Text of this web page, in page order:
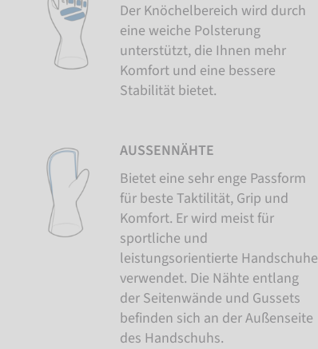
Der Knöchelbereich wird durch
eine weiche Polsterung
unterstützt, die Ihnen mehr
Komfort und eine bessere
Stabilität bietet.
AUSSENNÄHTE
Bietet eine sehr enge Passform
für beste Taktilität, Grip und
Komfort. Er wird meist für
sportliche und
leistungsorientierte Handschuhe
verwendet. Die Nähte entlang
der Seitenwände und Gussets
befinden sich an der Außenseite
des Handschuhs.